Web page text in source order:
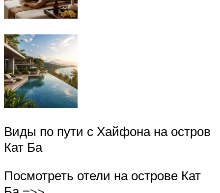
Виды по пути с Хайфона на остров
Кат Ба
Посмотреть отели на острове Кат